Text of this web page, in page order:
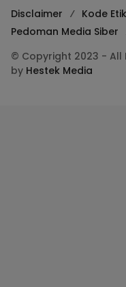
Disclaimer Kode Etik
Pedoman Media Siber
© Copyright 2023 - All
by Hestek Media